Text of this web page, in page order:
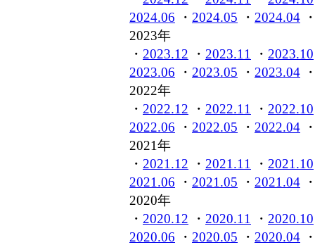
2024.06 ・ 2024.05 ・ 2024.04
2023年
・ 2023.12 ・ 2023.11 ・ 2023.10
2023.06 ・ 2023.05 ・ 2023.04
2022年
・ 2022.12 ・ 2022.11 ・ 2022.10
2022.06 ・ 2022.05 ・ 2022.04
2021年
・ 2021.12 ・ 2021.11 ・ 2021.10
2021.06 ・ 2021.05 ・ 2021.04
2020年
・ 2020.12 ・ 2020.11 ・ 2020.10
2020.06 ・ 2020.05 ・ 2020.04